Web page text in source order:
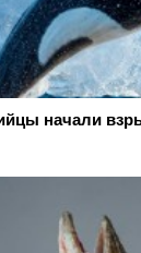
начали